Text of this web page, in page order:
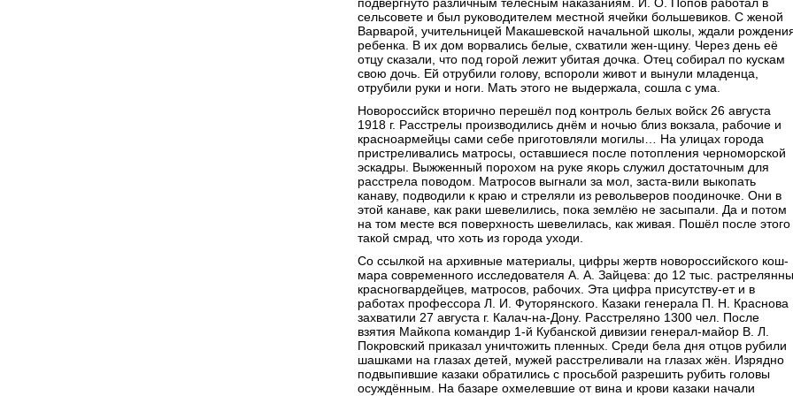
сельсовете и был руководителем местной ячейки большевиков. С женой
Варварой, учительницей Макашевской начальной школы, ждали
ребенка. В их дом ворвались белые, схватили жен-щину. Через день её
отцу сказали, что под горой лежит убитая дочка. Отец собирал по кускам
свою дочь. Ей отрубили голову, вспороли живот и вынули младенца,
отрубили руки и ноги. Мать этого не выдержала, сошла с ума.
Новороссийск вторично перешёл под контроль белых войск 26 августа
1918 г. Расстрелы производились днём и ночью близ вокзала, рабочие и
красноармейцы сами себе приготовляли могилы… На улицах города
пристреливались матросы, оставшиеся после потопления черноморской
эскадры. Выжженный порохом на руке якорь служил достаточным для
расстрела поводом. Матросов выгнали за мол, заста-вили выкопать
канаву, подводили к краю и стреляли из револьверов поодиночке. Они в
этой канаве, как раки шевелились, пока землёю не засыпали. Да и потом
на том месте вся поверхность шевелилась, как живая. Пошёл после этого
такой смрад, что хоть из города уходи.
Со ссылкой на архивные материалы, цифры жертв новороссийского кош-
мара современного исследователя А. А. Зайцева: до 12 тыс.
красногвардейцев, матросов, рабочих. Эта цифра присутству-ет и в
работах профессора Л. И. Футорянского. Казаки генерала П. Н. Краснова
захватили 27 августа г. Калач-на-Дону. Расстреляно 1300 чел. После
взятия Майкопа командир 1-й Кубанской дивизии генерал-майор В. Л.
Покровский приказал уничтожить пленных. Среди бела дня отцов рубили
шашками на глазах детей, мужей расстреливали на глазах жён. Изрядно
подвыпившие казаки обратились с просьбой разрешить рубить головы
осуждённым. На базаре охмелевшие от вина и крови казаки начали